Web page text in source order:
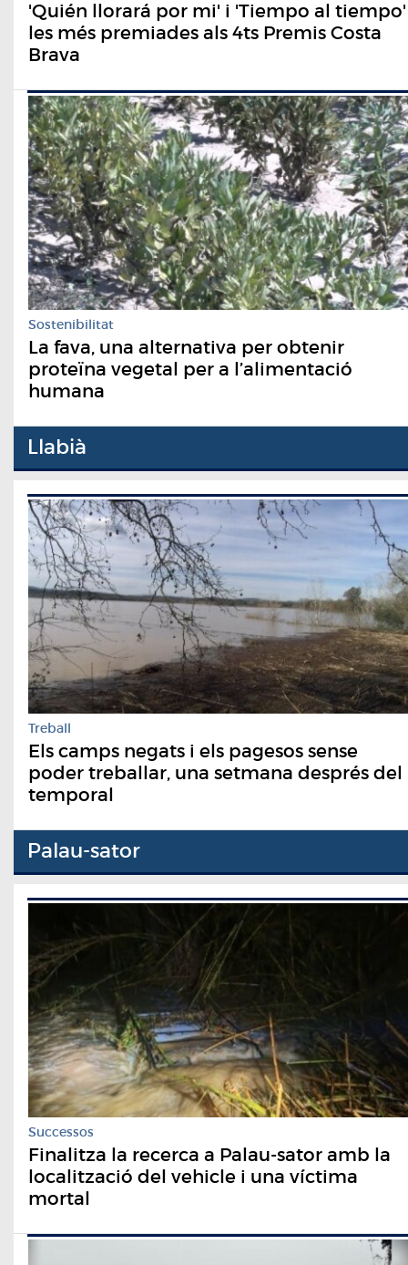
'Quién llorará por mi' i 'Tiempo al tiempo'
les més premiades als 4ts Premis Costa
Brava
Sostenibilitat
La fava, una alternativa per obtenir
proteïna vegetal per a l’alimentació
humana
Llabià
Treball
Els camps negats i els pagesos sense
poder treballar, una setmana després del
temporal
Palau-sator
Successos
Finalitza la recerca a Palau-sator amb la
localització del vehicle i una víctima
mortal